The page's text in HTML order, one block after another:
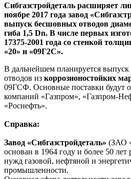
Сибгазстройдеталь расширяет
ноябре 2017 года завод
выпуск бесшовных отводов
гиба 1,5 Dn. В числе первых
17375-2001 года со стенкой
«20» и «09Г2С».
В дальнейшем планируется
отводов из коррозионостойких
09ГСФ. Основные поставки будут
компаний «Газпром», «Газпром-
«Роснефть».
Справка:
Завод «Сибгазстройдеталь» (ЗАО
основан в 1964 году и более 50 лет
нужд газовой, нефтяной и
промышленности.